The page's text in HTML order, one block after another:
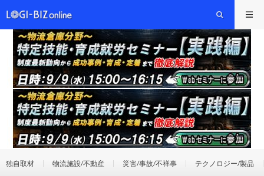
独自取材 物流施設/不動産 災害/事故/不祥事 テクノロジー/製品